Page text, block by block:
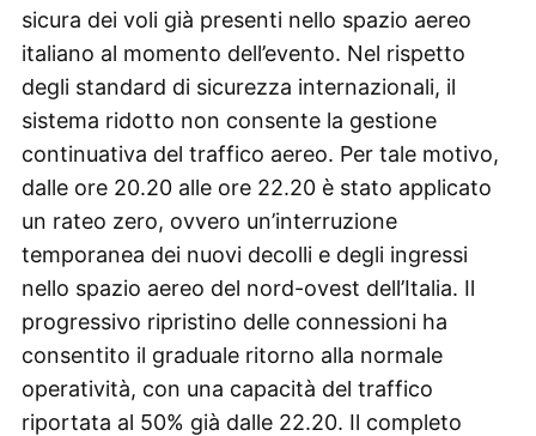
sicura dei voli già presenti nello spazio aereo
italiano al momento dell’evento. Nel rispetto
degli standard di sicurezza internazionali, il
sistema ridotto non consente la gestione
continuativa del traffico aereo. Per tale motivo,
dalle ore 20.20 alle ore 22.20 è stato applicato
un rateo zero, ovvero un’interruzione
temporanea dei nuovi decolli e degli ingressi
nello spazio aereo del nord-ovest dell’Italia. Il
progressivo ripristino delle connessioni ha
consentito il graduale ritorno alla normale
operatività, con una capacità del traffico
riportata al 50% già dalle 22.20. Il completo